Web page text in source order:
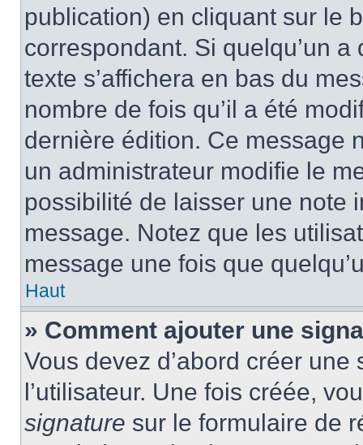
publication) en cliquant sur le
correspondant. Si quelqu’un
texte s’affichera en bas du
nombre de fois qu’il a été
dernière édition. Ce message
un administrateur modifie le
possibilité de laisser une note
message. Notez que les
message une fois que
Haut
» Comment ajouter une
Vous devez d’abord créer
l’utilisateur. Une fois créée,
signature sur le formulaire de